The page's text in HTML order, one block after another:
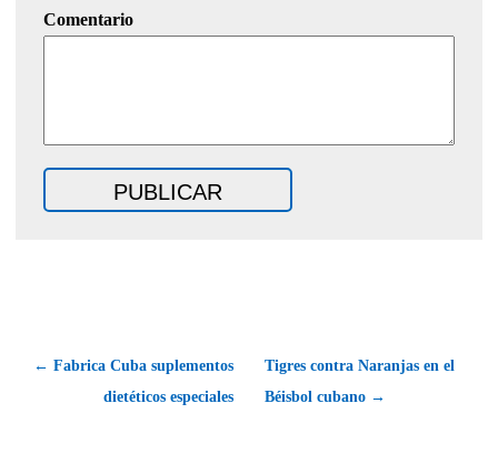
Comentario
← Fabrica Cuba suplementos
dietéticos especiales
Tigres contra Naranjas en el
Béisbol cubano →